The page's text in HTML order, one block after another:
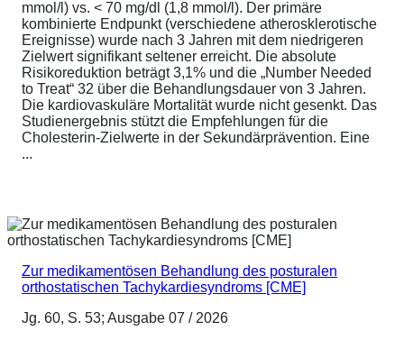
mmol/l) vs. < 70 mg/dl (1,8 mmol/l). Der primäre
kombinierte Endpunkt (verschiedene atherosklerotische
Ereignisse) wurde nach 3 Jahren mit dem niedrigeren
Zielwert signifikant seltener erreicht. Die absolute
Risikoreduktion beträgt 3,1% und die „Number Needed
to Treat“ 32 über die Behandlungsdauer von 3 Jahren.
Die kardiovaskuläre Mortalität wurde nicht gesenkt. Das
Studienergebnis stützt die Empfehlungen für die
Cholesterin-Zielwerte in der Sekundärprävention. Eine
...
Zur medikamentösen Behandlung des posturalen
orthostatischen Tachykardiesyndroms [CME]
Jg. 60, S. 53; Ausgabe 07 / 2026